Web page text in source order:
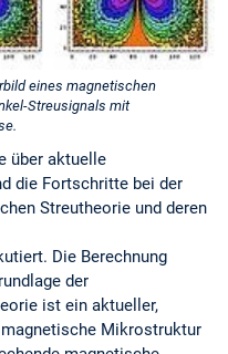
eines magnetischen
Streusignals mit
über aktuelle
die Fortschritte bei der
Streutheorie und deren
Die Berechnung
der
ist ein aktueller,
Mikrostruktur